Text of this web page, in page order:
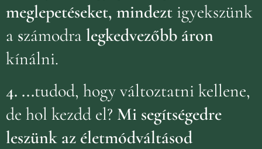
meglepetéseket, mindezt igyekszünk
a számodralegkedvezőbb áron
kínálni.
4. ...tudod, hogy változtatni kellene,
de hol kezdd el? Mi segítségedre
leszünk az életmódváltásod